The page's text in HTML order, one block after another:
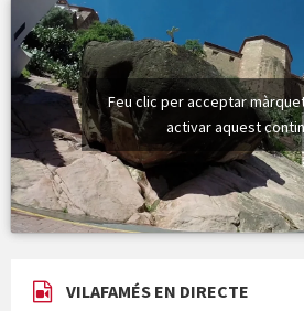
Feu clic per acceptar
activar aquest
VILAFAMÉS EN DIRECTE